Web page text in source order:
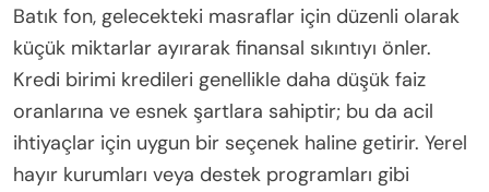
Batık fon, gelecekteki masraflar için düzenli olarak
küçük miktarlar ayırarak finansal sıkıntıyı önler.
Kredi birimi kredileri genellikle daha düşük faiz
oranlarına ve esnek şartlara sahiptir; bu da acil
ihtiyaçlar için uygun bir seçenek haline getirir. Yerel
hayır kurumları veya destek programları gibi